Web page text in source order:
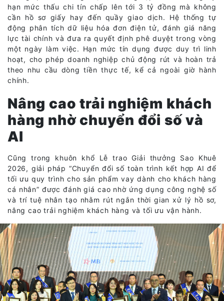
hạn mức thấu chi tín chấp lên tới 3 tỷ đồng mà không
cần hồ sơ giấy hay đến quầy giao dịch. Hệ thống tự
động phân tích dữ liệu hóa đơn điện tử, đánh giá năng
lực tài chính và đưa ra quyết định phê duyệt trong vòng
một ngày làm việc. Hạn mức tín dụng được duy trì linh
hoạt, cho phép doanh nghiệp chủ động rút và hoàn trả
theo nhu cầu dòng tiền thực tế, kể cả ngoài giờ hành
chính.
Nâng cao trải nghiệm khách
hàng nhờ chuyển đổi số và
AI
Cũng trong khuôn khổ Lễ trao Giải thưởng Sao Khuê
2026, giải pháp “Chuyển đổi số toàn trình kết hợp AI để
tối ưu quy trình cho sản phẩm vay dành cho khách hàng
cá nhân” được đánh giá cao nhờ ứng dụng công nghệ số
và trí tuệ nhân tạo nhằm rút ngắn thời gian xử lý hồ sơ,
nâng cao trải nghiệm khách hàng và tối ưu vận hành.